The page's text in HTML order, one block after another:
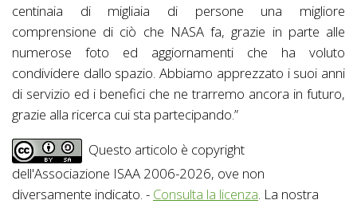
centinaia di migliaia di persone una migliore
comprensione di ciò che NASA fa, grazie in parte alle
numerose foto ed aggiornamenti che ha voluto
condividere dallo spazio. Abbiamo apprezzato i suoi anni
di servizio ed i benefici che ne trarremo ancora in futuro,
grazie alla ricerca cui sta partecipando.”
Questo articolo è copyright
dell'Associazione ISAA 2006-2026, ove non
diversamente indicato. - Consulta la licenza. La nostra